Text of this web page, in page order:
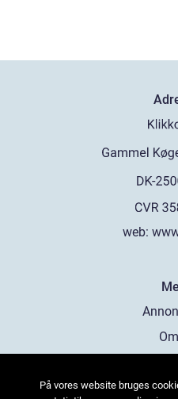
web:
På vores website bruges